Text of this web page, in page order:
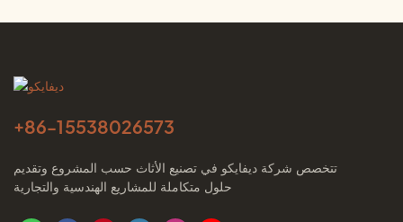
+86-15538026573
تتخصص شركة ديفايكو في تصنيع الأثاث حسب المشروع وتقديم
حلول متكاملة للمشاريع الهندسية والتجارية